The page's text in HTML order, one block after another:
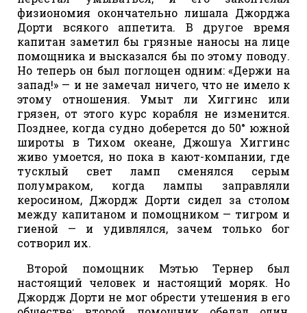
физиономия окончательно лишала Джорджа
Дорти всякого аппетита. В другое время
капитан заметил бы грязные наносы на лице
помощника и высказался бы по этому поводу.
Но теперь он был поглощен одним: «Держи на
запад!» — и не замечал ничего, что не имело к
этому отношения. Умыт ли Хиггинс или
грязен, от этого курс корабля не изменится.
Позднее, когда судно доберется до 50° южной
широты в Тихом океане, Джошуа Хиггинс
живо умоется, но пока в кают-компании, где
тусклый свет ламп сменялся серым
полумраком, когда лампы заправляли
керосином, Джордж Дорти сидел за столом
между капитаном и помощником — тигром и
гиеной — и удивлялся, зачем только бог
сотворил их.
Второй помощник Мэтью Тернер был
настоящий человек и настоящий моряк. Но
Джордж Дорти не мог обрести утешения в его